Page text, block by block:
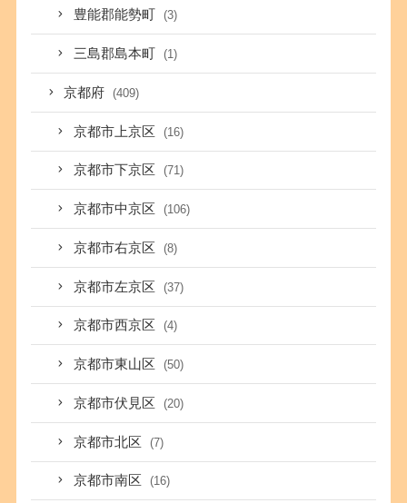
豊能郡能勢町 (3)
三島郡島本町 (1)
京都府 (409)
京都市上京区 (16)
京都市下京区 (71)
京都市中京区 (106)
京都市右京区 (8)
京都市左京区 (37)
京都市西京区 (4)
京都市東山区 (50)
京都市伏見区 (20)
京都市北区 (7)
京都市南区 (16)